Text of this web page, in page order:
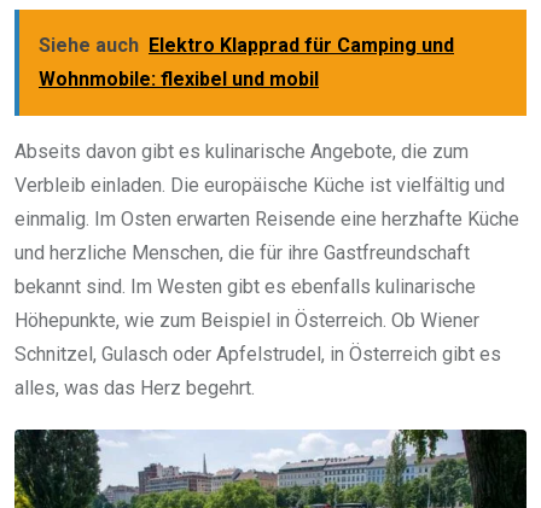
Siehe auch Elektro Klapprad für Camping und
Wohnmobile: flexibel und mobil
Abseits davon gibt es kulinarische Angebote, die zum
Verbleib einladen. Die europäische Küche ist vielfältig und
einmalig. Im Osten erwarten Reisende eine herzhafte Küche
und herzliche Menschen, die für ihre Gastfreundschaft
bekannt sind. Im Westen gibt es ebenfalls kulinarische
Höhepunkte, wie zum Beispiel in Österreich. Ob Wiener
Schnitzel, Gulasch oder Apfelstrudel, in Österreich gibt es
alles, was das Herz begehrt.